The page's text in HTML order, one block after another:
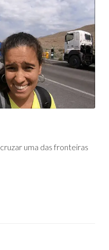
uma das fronteiras